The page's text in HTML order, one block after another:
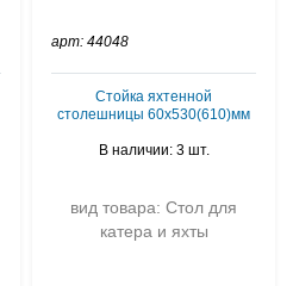
арт: 44048
Стойка яхтенной
столешницы 60х530(610)мм
В наличии: 3 шт.
вид товара: Стол для
катера и яхты